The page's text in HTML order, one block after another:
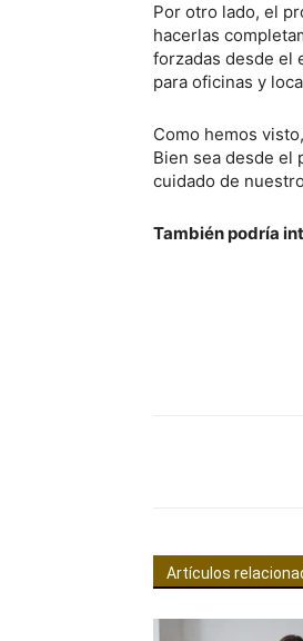
Por otro lado, el
hacerlas
forzadas desde el
para oficinas y
Como hemos
Bien sea desde el
cuidado de
También podría
Artículos